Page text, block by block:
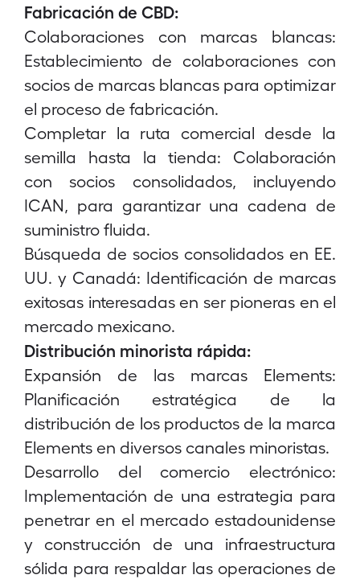
Fabricación de CBD:
Colaboraciones con marcas blancas:
Establecimiento de colaboraciones con
socios de marcas blancas para optimizar
el proceso de fabricación.
Completar la ruta comercial desde la
semilla hasta la tienda: Colaboración
con socios consolidados, incluyendo
ICAN, para garantizar una cadena de
suministro fluida.
Búsqueda de socios consolidados en EE.
UU. y Canadá: Identificación de marcas
exitosas interesadas en ser pioneras en el
mercado mexicano.
Distribución minorista rápida:
Expansión de las marcas Elements:
Planificación estratégica de la
distribución de los productos de la marca
Elements en diversos canales minoristas.
Desarrollo del comercio electrónico:
Implementación de una estrategia para
penetrar en el mercado estadounidense
y construcción de una infraestructura
sólida para respaldar las operaciones de